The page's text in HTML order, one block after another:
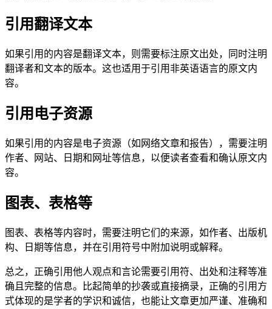
引用翻译文本
如果引用的内容是翻译文本，则需要标注原文出处，同时注明
翻译者和文本的版本。这也适用于引用非英语语言的原文内
容。
引用电子资源
如果引用的内容是电子资源（如网络文章和报告），需要注明
作者、网站、日期和网址等信息，以便读者查看和确认原文内
容。
图表、表格等
图表、表格等内容时，需要注明它们的来源，如作者、出版机
构、日期等信息，并在引用符号中附加说明或解释。
总之，正确引用他人观点和言论需要引用符、出处和注释等准
确且完整的信息。比起简单的抄袭或直接摘录，正确的引用方
式体现的是学者的学识和诚信，也能让文章更加严谨、准确和